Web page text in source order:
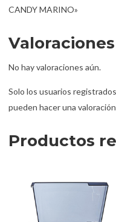
CANDY MARINO»
Valoraciones
No hay valoraciones aún.
Solo los usuarios
pueden hacer una
Productos